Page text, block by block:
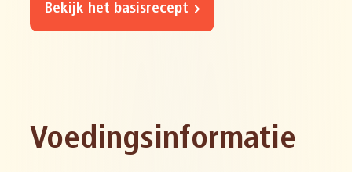
Bekijk het basisrecept
Voedingsinformatie